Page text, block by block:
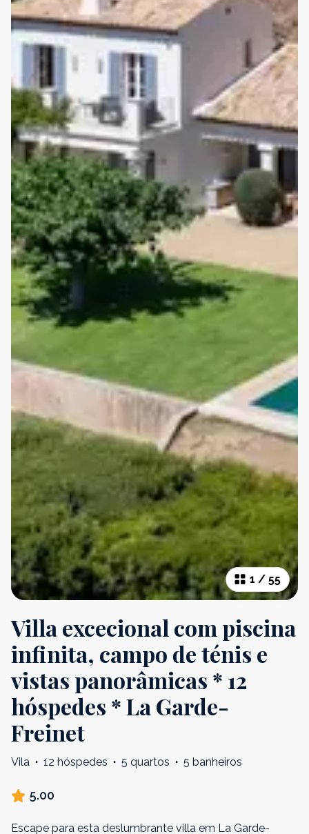
1 / 55
Villa excecional com piscina
infinita, campo de ténis e
vistas panorâmicas * 12
hóspedes * La Garde-
Freinet
Vila · 12 hóspedes · 5 quartos · 5 banheiros
5.00
Escape para esta deslumbrante villa em La Garde-